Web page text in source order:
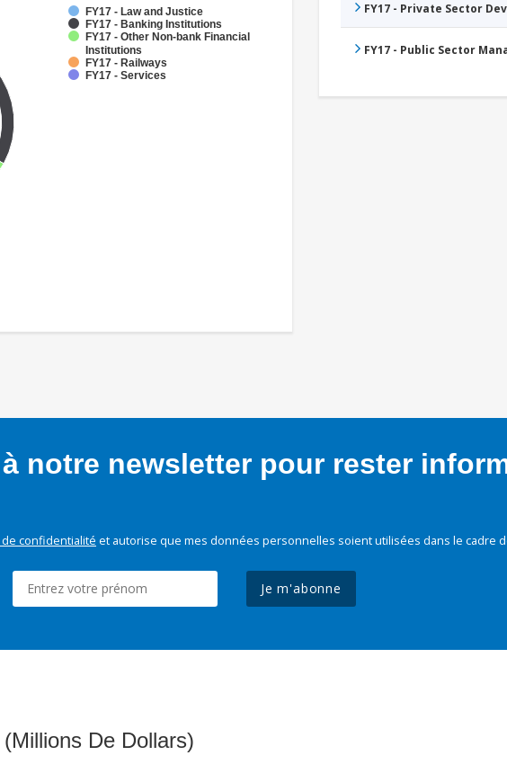
FY17 - Law and Justice
FY17 - Banking Institutions
FY17 - Other Non-bank Financial
Institutions
FY17 - Railways
FY17 - Services
FY17 - Private Sector
FY17 - Public Sector
notre newsletter pour rester
confidentialité et autorise que mes données personnelles soient utilisées dans le cadre
Je m'abonne
De Dollars)